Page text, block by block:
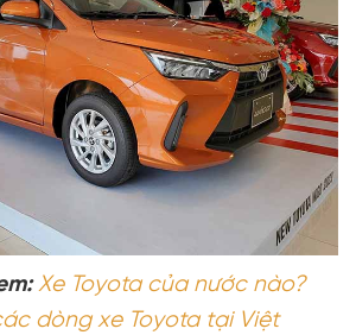
Xe Toyota của nước nào?
dòng xe Toyota tại Việt